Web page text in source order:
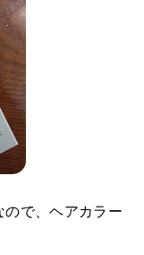
ので、ヘアカラー